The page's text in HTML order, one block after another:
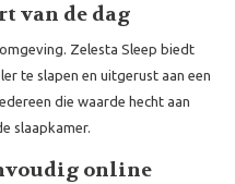
van de dag
Zelesta Sleep biedt
te slapen en uitgerust aan een
die waarde hecht aan
slaapkamer.
online